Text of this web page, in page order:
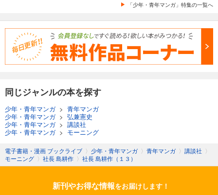
「少年・青年マンガ」特集の一覧へ
同じジャンルの本を探す
少年・青年マンガ> 青年マンガ
少年・青年マンガ> 弘兼憲史
少年・青年マンガ> 講談社
少年・青年マンガ> モーニング
電子書籍・漫画 ブックライブ 〉 少年・青年マンガ 〉 青年マンガ 〉 講談社 〉
モーニング 〉 社長 島耕作 〉 社長 島耕作（１３）
新刊やお得な情報をお届けします！